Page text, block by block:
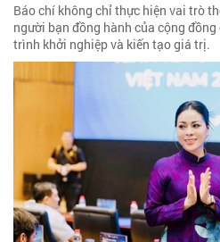
Báo chí không chỉ thực hiện vai trò
người bạn đồng hành của cộng
trình khởi nghiệp và kiến tạo giá trị.